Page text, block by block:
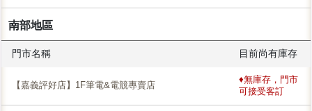
南部地區
門市名稱 目前尚有庫存
【嘉義評好店】1F筆電&電競專賣店
♦無庫存，門市
可接受客訂